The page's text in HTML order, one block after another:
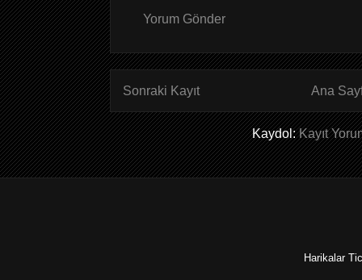
Yorum Gönder
Sonraki Kayıt Ana
Kaydol:Kayıt
Harikalar